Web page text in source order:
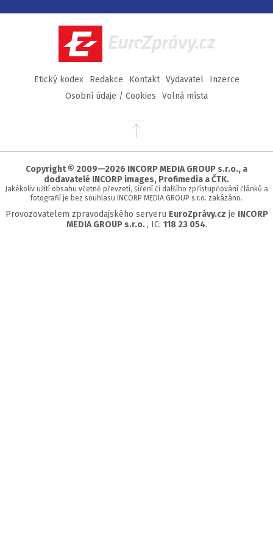
Facebook
TwitterInstagram
YouTube
EuroZprávy.cz
Etický kodex Redakce Kontakt Vydavatel
Inzerce
Osobní údaje / Cookies
Volná místa
Přejít
stránky
Copyright © 2009—2026 INCORP MEDIA GROUP s.r.o., a
dodavatelé INCORP images, Profimedia a ČTK.
Jakékoliv užití obsahu včetně převzetí, šíření či dalšího zpřístupňování článků a
fotografií je bez souhlasu INCORP MEDIA GROUP s.r.o. zakázáno.
Provozovatelem zpravodajského serveru EuroZprávy.cz je INCORP
MEDIA GROUP s.r.o. , IC: 118 23 054.